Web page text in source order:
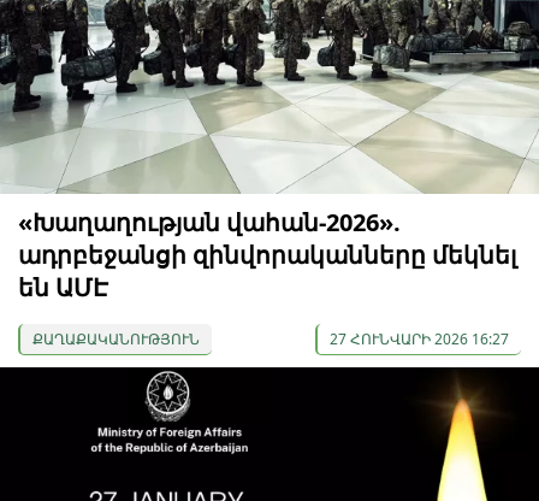
«Խաղաղության վահան-2026».
ադրբեջանցի զինվորականները մեկնել
են ԱՄԷ
ՔԱՂԱՔԱԿԱՆՈՒԹՅՈՒՆ 27 ՀՈՒՆՎԱՐԻ 2026 16:27